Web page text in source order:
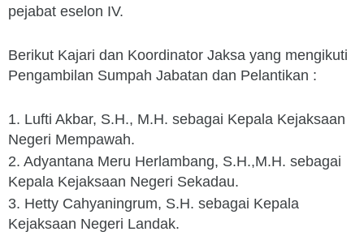
pejabat eselon IV.
Berikut Kajari dan Koordinator Jaksa yang mengikuti
Pengambilan Sumpah Jabatan dan Pelantikan :
1. Lufti Akbar, S.H., M.H. sebagai Kepala Kejaksaan
Negeri Mempawah.
2. Adyantana Meru Herlambang, S.H.,M.H. sebagai
Kepala Kejaksaan Negeri Sekadau.
3. Hetty Cahyaningrum, S.H. sebagai Kepala
Kejaksaan Negeri Landak.